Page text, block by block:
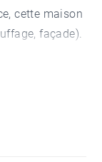
cette maison
façade).
piscine. Un
à manger
Au